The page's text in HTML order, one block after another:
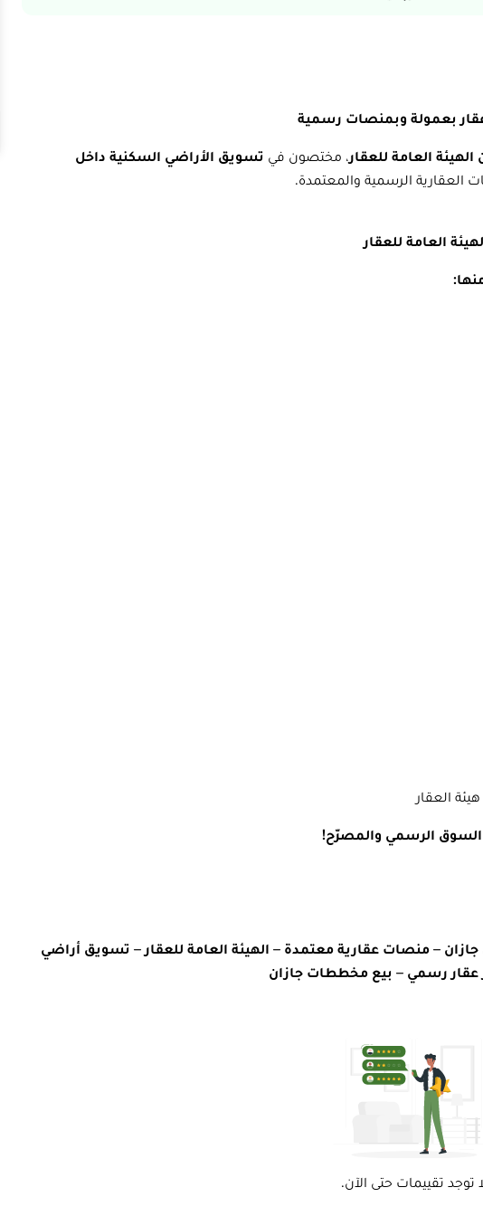
بعمولة وبمنصات رسمية
العامة للعقار، مختصون في تسويق الأراضي السكنية داخل
العقارية الرسمية والمعتمدة.
العامة للعقار
العقار
السوق الرسمي والمصرّح!
– منصات عقارية معتمدة – الهيئة العامة للعقار – تسويق أراضي
عقار رسمي – بيع مخططات جازان
توجد تقييمات حتى الآن.